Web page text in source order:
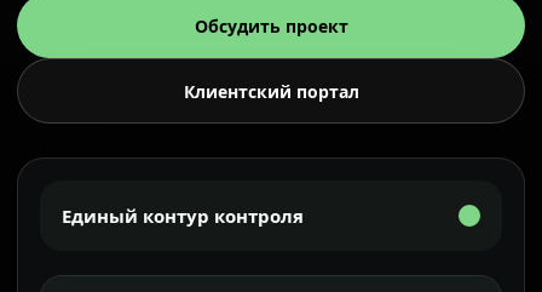
Обсудить проект
Клиентский портал
Единый контур контроля